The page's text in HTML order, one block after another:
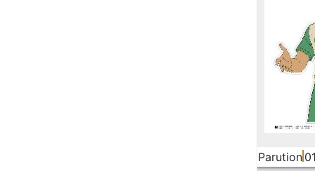
Parution